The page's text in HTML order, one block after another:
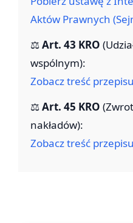
Aktów Prawnych
⚖️Art. 43 KRO
wspólnym):
Zobacz treść
⚖️Art. 45 KRO
nakładów):
Zobacz treść